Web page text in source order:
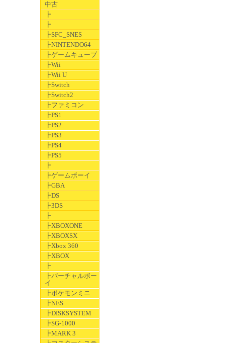
中古
┣
┣
┣SFC_SNES
┣NINTENDO64
┣ゲームキューブ
┣Wii
┣Wii U
┣Switch
┣Switch2
┣ファミコン
┣PS1
┣PS2
┣PS3
┣PS4
┣PS5
┣
┣ゲームボーイ
┣GBA
┣DS
┣3DS
┣
┣XBOXONE
┣XBOXSX
┣Xbox 360
┣XBOX
┣
┣バーチャルボー
イ
┣ポケモンミニ
┣NES
┣DISKSYSTEM
┣SG-1000
┣MARK 3